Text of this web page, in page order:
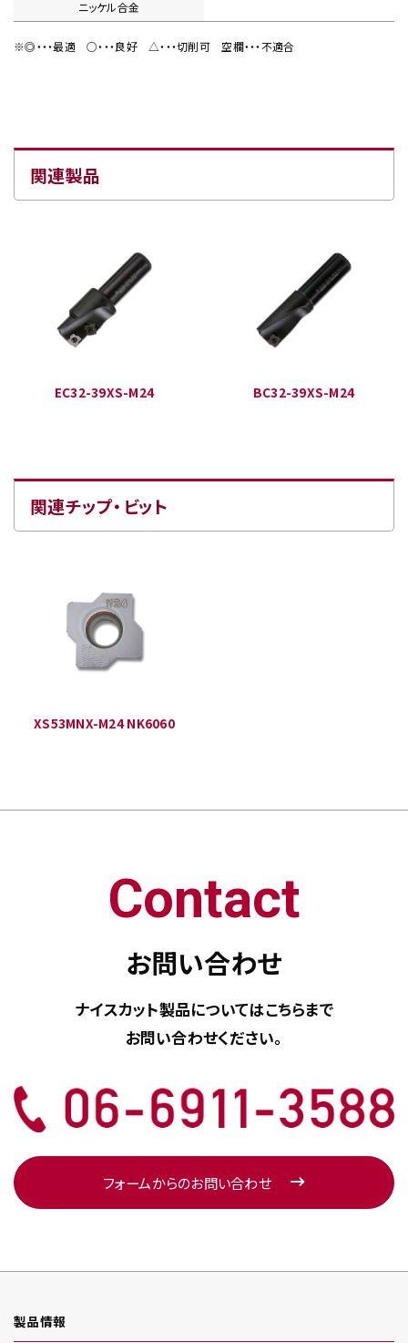
ニッケル合金
※◎・・・最適○・・・良好△・・・切削可 空欄・・・不適合
関連製品
EC32-39XS-M24 BC32-39XS-M24
関連チップ・ビット
XS53MNX-M24 NK6060
Contact
お問い合わせ
ナイスカット製品についてはこちらまで
お問い合わせください。
フォームからのお問い合わせ
製品情報